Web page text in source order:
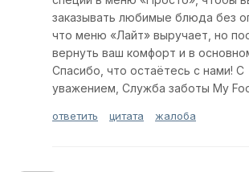
заказывать любимые блюда без
что меню «Лайт» выручает, но
вернуть ваш комфорт и в
Спасибо, что остаётесь с нами! С
уважением, Служба заботы My
ответить цитата жалоба